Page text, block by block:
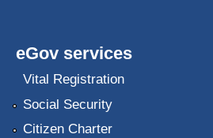
eGov services
Vital Registration
Social Security
Citizen Charter